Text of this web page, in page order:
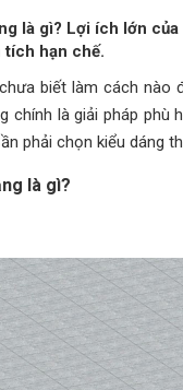
là gì? Lợi ích lớn
tích hạn chế.
biết làm cách nào
chính là giải pháp phù
phải chọn kiểu dáng
là gì?